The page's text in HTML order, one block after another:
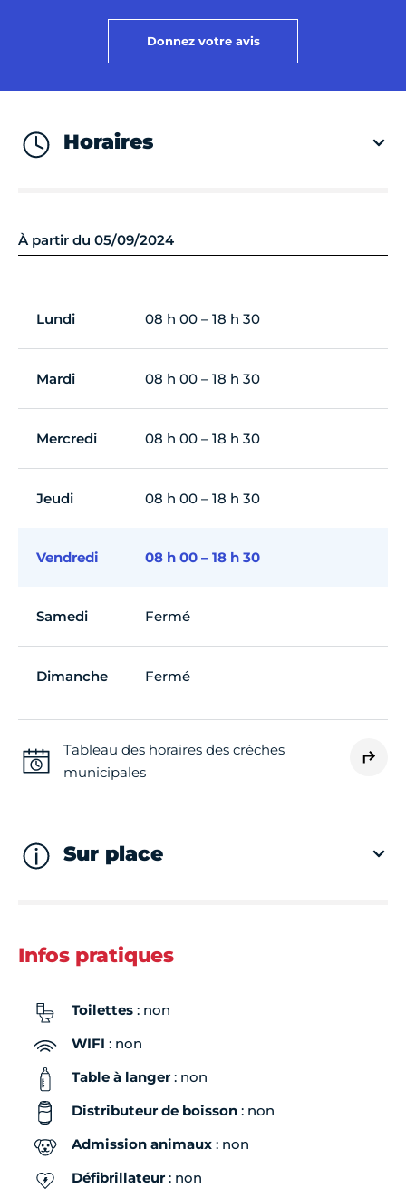
Donnez votre avis
Horaires
À partir du 05/09/2024
Lundi 08 h 00 – 18 h 30
Mardi 08 h 00 – 18 h 30
Mercredi 08 h 00 – 18 h 30
Jeudi 08 h 00 – 18 h 30
Vendredi 08 h 00 – 18 h 30
Samedi Fermé
Dimanche Fermé
Tableau des horaires des crèches
municipales
Sur place
Infos pratiques
Toilettes : non
WIFI : non
Table à langer: non
Distributeur de boisson : non
Admission animaux : non
Défibrillateur: non